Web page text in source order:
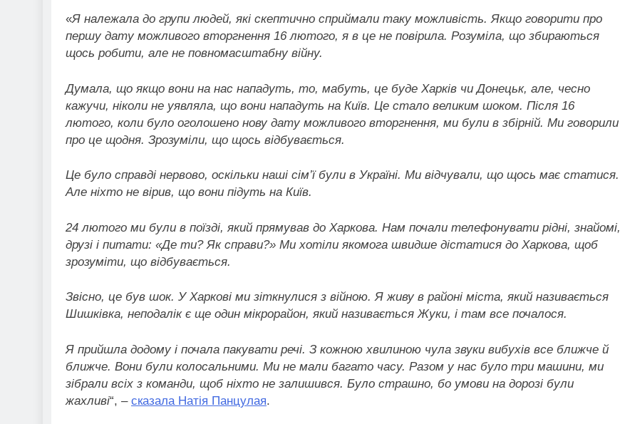
«Я належала до групи людей, які скептично сприймали таку можливість. Якщо говорити про
першу дату можливого вторгнення 16 лютого, я в це не повірила. Розуміла, що збираються
щось робити, але не повномасштабну війну.
Думала, що якщо вони на нас нападуть, то, мабуть, це буде Харків чи Донецьк, але, чесно
кажучи, ніколи не уявляла, що вони нападуть на Київ. Це стало великим шоком. Після 16
лютого, коли було оголошено нову дату можливого вторгнення, ми були в збірній. Ми говорили
про це щодня. Зрозуміли, що щось відбувається.
Це було справді нервово, оскільки наші сім’ї були в Україні. Ми відчували, що щось має статися.
Але ніхто не вірив, що вони підуть на Київ.
24 лютого ми були в поїзді, який прямував до Харкова. Нам почали телефонувати рідні, знайомі,
друзі і питати: «Де ти? Як справи?» Ми хотіли якомога швидше дістатися до Харкова, щоб
зрозуміти, що відбувається.
Звісно, це був шок. У Харкові ми зіткнулися з війною. Я живу в районі міста, який називається
Шишківка, неподалік є ще один мікрорайон, який називається Жуки, і там все почалося.
Я прийшла додому і почала пакувати речі. З кожною хвилиною чула звуки вибухів все ближче й
ближче. Вони були колосальними. Ми не мали багато часу. Разом у нас було три машини, ми
зібрали всіх з команди, щоб ніхто не залишився. Було страшно, бо умови на дорозі були
жахливі“, – сказала Натія Панцулая.